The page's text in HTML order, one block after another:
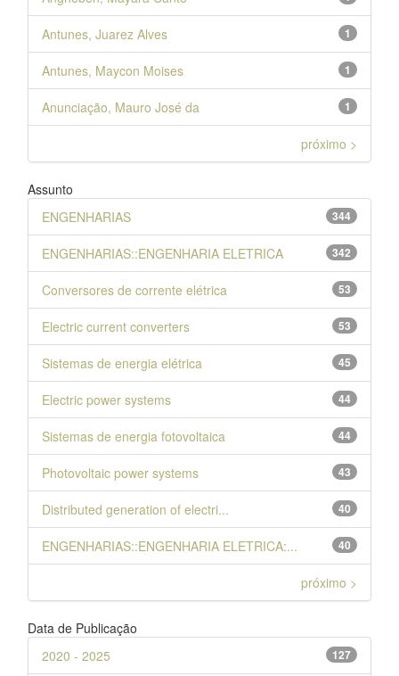
1
Antunes, Juarez Alves
1
Antunes, Maycon Moises
1
Anunciação, Mauro José da
próximo >
Assunto
344
ENGENHARIAS
342
ENGENHARIAS::ENGENHARIA ELETRICA
53
Conversores de corrente elétrica
53
Electric current converters
45
Sistemas de energia elétrica
44
Electric power systems
44
Sistemas de energia fotovoltaica
43
Photovoltaic power systems
40
Distributed generation of electri...
40
ENGENHARIAS::ENGENHARIA ELETRICA:...
próximo >
Data de Publicação
127
2020 - 2025